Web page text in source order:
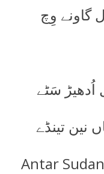
گاونے وِچ
اُدھیڑ سَٹے
نین تینڈے